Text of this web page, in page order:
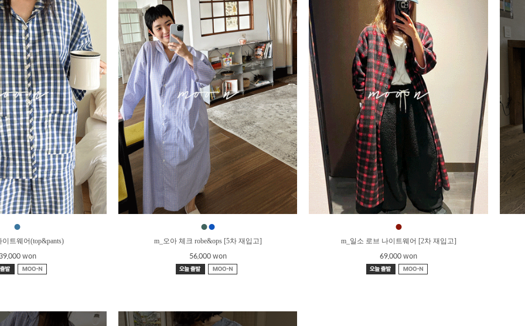
●
이트웨어(top&pants)
won
●●
m_오아 체크 robe&ops [5차 재입고]
56,000 won
●
m_일소 로브 나이트웨어 [2차 재입고]
69,000 won